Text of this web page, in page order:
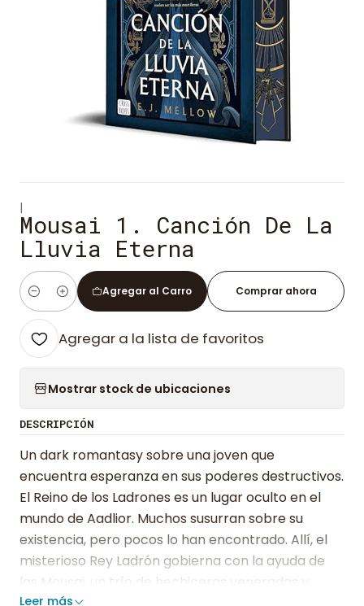
|
Mousai 1. Canción De La
Lluvia Eterna
Cantidad
Agregar al Carro Comprar ahora
Agregar a la lista de favoritos
Mostrar stock de ubicaciones
DESCRIPCIÓN
Un dark romantasy sobre una joven que
encuentra esperanza en sus poderes destructivos.
El Reino de los Ladrones es un lugar oculto en el
mundo de Aadlior. Muchos susurran sobre su
existencia, pero pocos lo han encontrado. Allí, el
misterioso Rey Ladrón gobierna con la ayuda de
las Mousai, un trío de hechiceras veneradas y
Leer más